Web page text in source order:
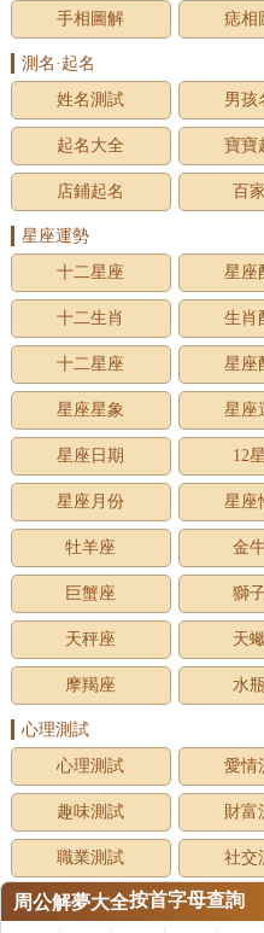
手相圖解 痣相
測名·起名
姓名測試
男孩
起名大全 寶寶
店鋪起名 百
星座運勢
十二星座
星座
十二生肖 生肖
十二星座 星座
星座星象 星座
星座日期 12
星座月份 星座
牡羊座 金
巨蟹座 獅
天秤座 天
摩羯座 水
心理測試
心理測試
愛情
趣味測試 財富
職業測試 社交
周公解夢大全按首字母查詢